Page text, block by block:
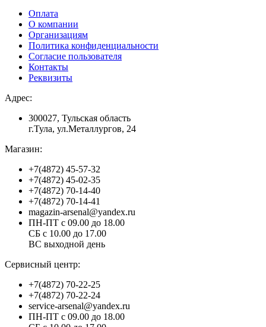
Оплата
О компании
Организациям
Политика конфиденциальности
Согласие пользователя
Контакты
Реквизиты
Адрес:
300027, Тульская область
г.Тула, ул.Металлургов, 24
Магазин:
+7(4872) 45-57-32
+7(4872) 45-02-35
+7(4872) 70-14-40
+7(4872) 70-14-41
magazin-arsenal@yandex.ru
ПН-ПТ с 09.00 до 18.00
СБ с 10.00 до 17.00
ВС выходной день
Сервисный центр:
+7(4872) 70-22-25
+7(4872) 70-22-24
service-arsenal@yandex.ru
ПН-ПТ с 09.00 до 18.00